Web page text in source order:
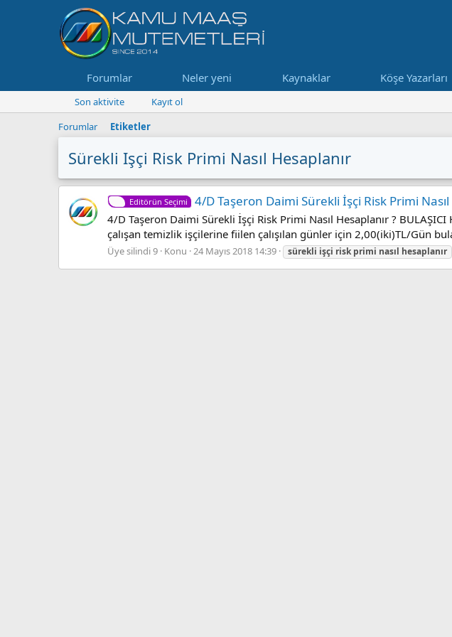
Forumlar Neler yeni Kaynaklar Köşe Yazarları
Son aktivite
Kayıt ol
Forumlar
Etiketler
Sürekli Işçi Risk Primi Nasıl Hesaplanır
Editörün Seçimi 4/D Taşeron Daimi Sürekli İşçi Risk Primi Nasıl
4/D Taşeron Daimi Sürekli İşçi Risk Primi Nasıl Hesaplanır ?
çalışan temizlik işçilerine fiilen çalışılan günler için 2,00(iki)TL/Gün
Üye silindi 9 Konu 24 Mayıs 2018 14:39 sürekli işçi risk primi nasıl hesaplanır